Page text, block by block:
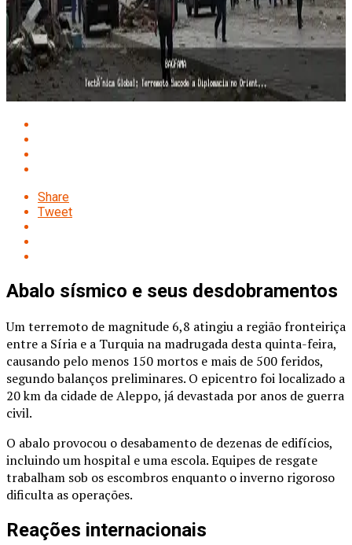
Share
Tweet
Abalo sísmico e seus desdobramentos
Um terremoto de magnitude 6,8 atingiu a região fronteiriça
entre a Síria e a Turquia na madrugada desta quinta-feira,
causando pelo menos 150 mortos e mais de 500 feridos,
segundo balanços preliminares. O epicentro foi localizado a
20 km da cidade de Aleppo, já devastada por anos de guerra
civil.
O abalo provocou o desabamento de dezenas de edifícios,
incluindo um hospital e uma escola. Equipes de resgate
trabalham sob os escombros enquanto o inverno rigoroso
dificulta as operações.
Reações internacionais